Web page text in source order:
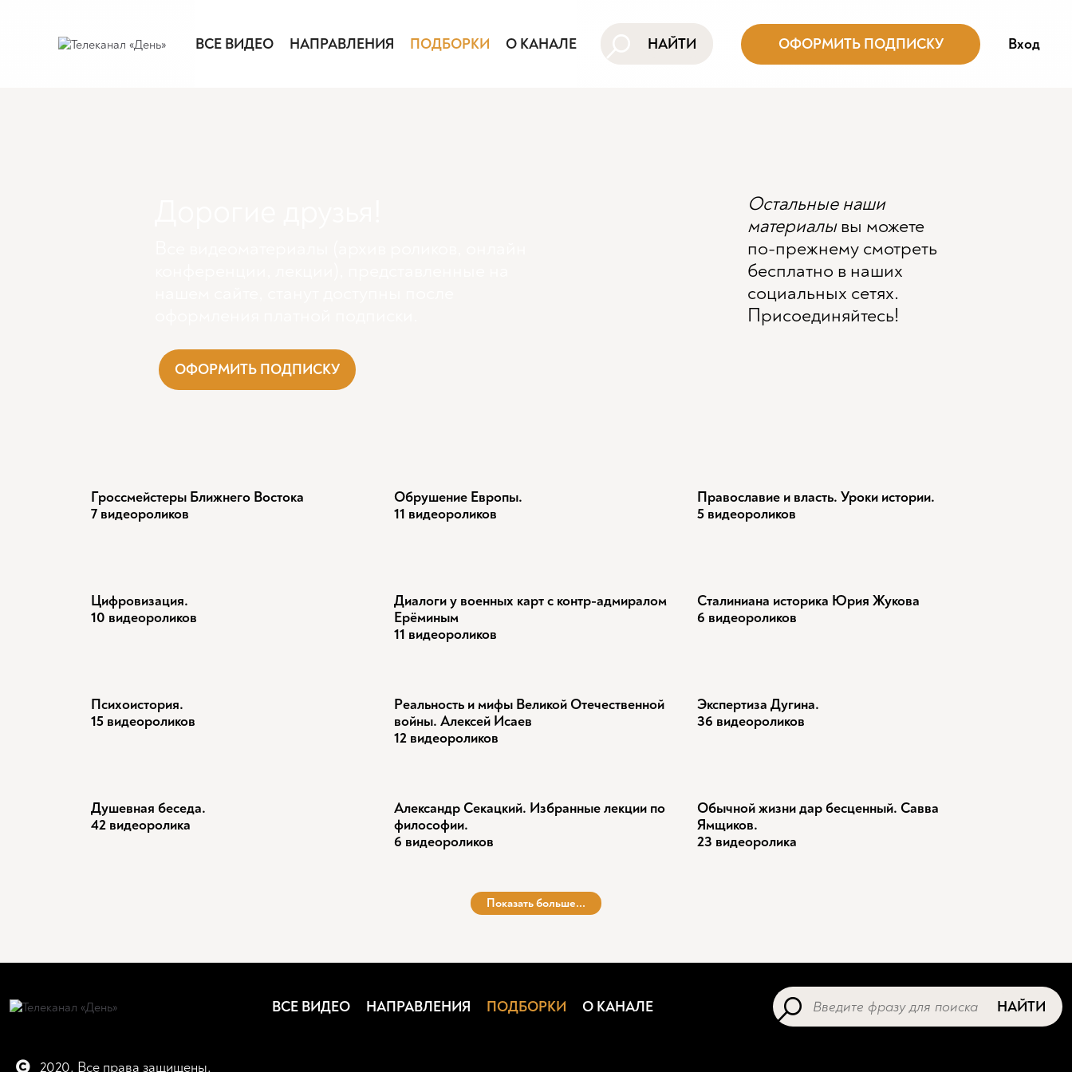
ВСЕ ВИДЕО НАПРАВЛЕНИЯ ПОДБОРКИ О КАНАЛЕ НАЙТИ ОФОРМИТЬ ПОДПИСКУ Вход
ОФОРМИТЬ ПОДПИСКУ
Остальные наши
материалывы можете
по-прежнему смотреть
бесплатно в наших
социальных сетях.
Присоединяйтесь!
Гроссмейстеры Ближнего Востока
7 видеороликов
Обрушение Европы.
11 видеороликов
Православие и власть. Уроки истории.
5 видеороликов
Цифровизация.
10 видеороликов
Диалоги у военных карт с контр-адмиралом
Ерёминым
11 видеороликов
Сталиниана историка Юрия Жукова
6 видеороликов
Психоистория.
15 видеороликов
Реальность и мифы Великой Отечественной
войны. Алексей Исаев
12 видеороликов
Экспертиза Дугина.
36 видеороликов
Душевная беседа.
42 видеоролика
Александр Секацкий. Избранные лекции по
философии.
6 видеороликов
Обычной жизни дар бесценный. Савва
Ямщиков.
23 видеоролика
Показать больше...
ВСЕ ВИДЕО НАПРАВЛЕНИЯ ПОДБОРКИ О КАНАЛЕ НАЙТИ
2020. Все права защищены.